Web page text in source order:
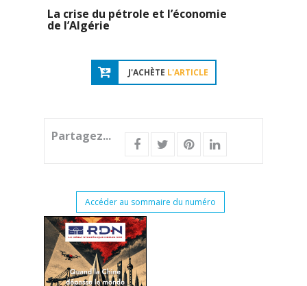
La crise du pétrole et l’économie
de l’Algérie
J'ACHÈTE L'ARTICLE
Partagez...
Accéder au sommaire du numéro